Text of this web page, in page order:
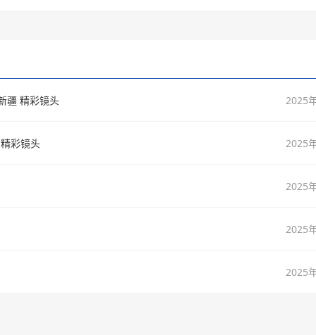
疆 精彩镜头 2025
彩镜头 2025
2025
2025
2025